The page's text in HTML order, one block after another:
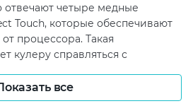
отвечают четыре медные
Touch, которые обеспечивают
процессора. Такая
кулеру справляться с
работу даже в условиях
важно для пользователей,
все